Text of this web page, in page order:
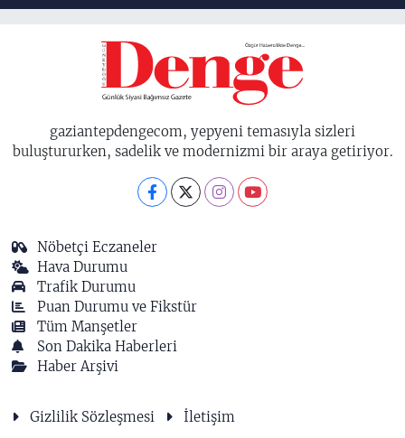
birisidir'
gaziantepdengecom, yepyeni temasıyla sizleri
buluştururken, sadelik ve modernizmi bir araya getiriyor.
Nöbetçi Eczaneler
Hava Durumu
Trafik Durumu
Puan Durumu ve Fikstür
Tüm Manşetler
Son Dakika Haberleri
Haber Arşivi
Gizlilik Sözleşmesi İletişim